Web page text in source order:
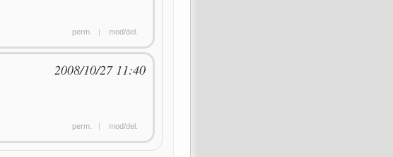
perm. | mod/del.
2008/10/27 11:40
perm. | mod/del.